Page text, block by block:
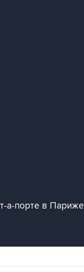
а-порте в Париже